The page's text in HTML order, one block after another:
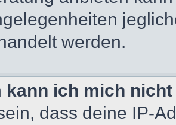
werden.
kann ich mich
dass deine IP-